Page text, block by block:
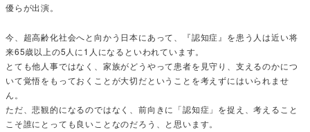
優らが出演。
今、超高齢化社会へと向かう日本にあって、『認知症』を患う人は近い将
来65歳以上の5人に1人になるといわれています。
とても他人事ではなく、家族がどうやって患者を見守り、支えるのかにつ
いて覚悟をもっておくことが大切だということを考えずにはいられませ
ん。
ただ、悲観的になるのではなく、前向きに「認知症」を捉え、考えること
こそ誰にとっても良いことなのだろう、と思います。